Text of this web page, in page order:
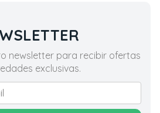
newsletter para recibir ofertas
exclusivas.